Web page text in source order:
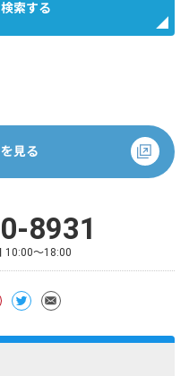
索する
見る
8931
10:00～18:00